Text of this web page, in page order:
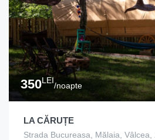
350LEI
/noapte
LA CĂRUȚE
Strada Bucureasa, Mălaia,